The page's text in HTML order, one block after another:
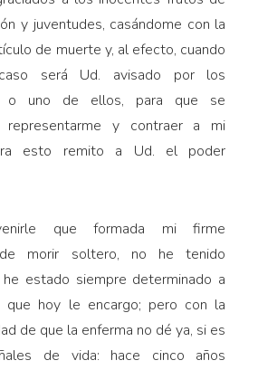
y juventudes, casándome con la
de muerte y, al efecto, cuando
será Ud. avisado por los
o uno de ellos, para que se
representarme y contraer a mi
esto remito a Ud. el poder
que formada mi firme
de morir soltero, no he tenido
estado siempre determinado a
que hoy le encargo; pero con la
de que la enferma no dé ya, si es
de vida: hace cinco años